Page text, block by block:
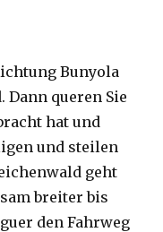
Bunyola
Dann queren Sie
hat und
und steilen
geht
breiter bis
den Fahrweg